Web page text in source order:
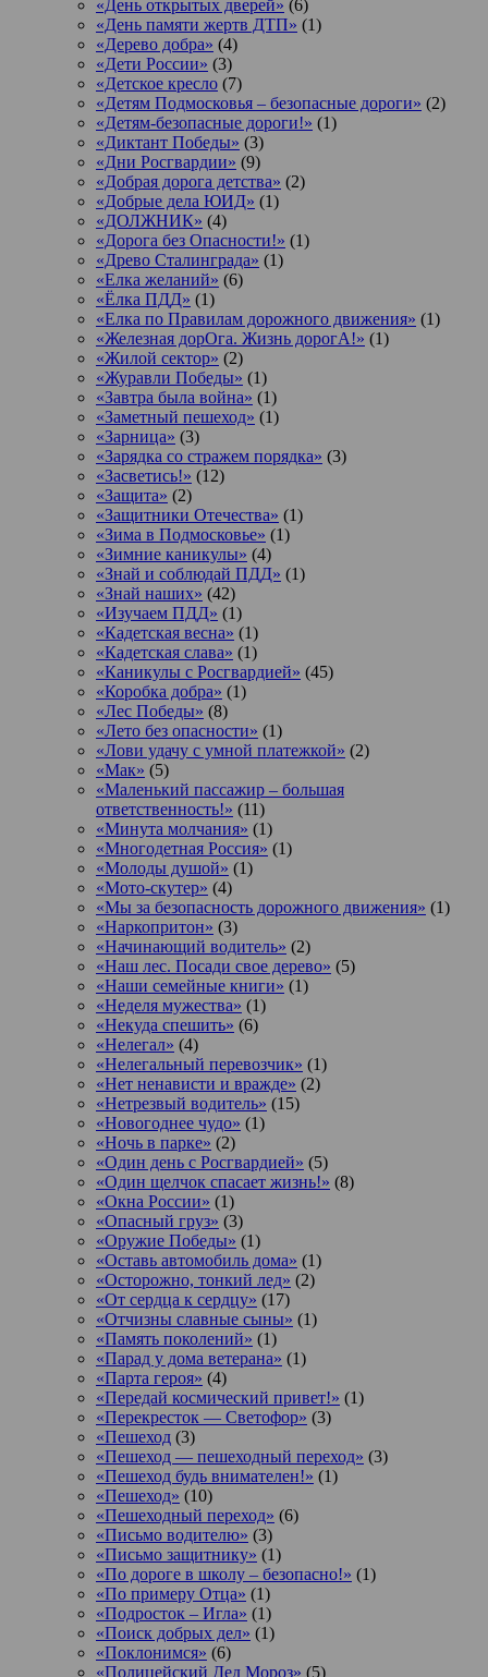
«День открытых дверей» (6)
«День памяти жертв ДТП» (1)
«Дерево добра» (4)
«Дети России» (3)
«Детское кресло (7)
«Детям Подмосковья – безопасные дороги» (2)
«Детям-безопасные дороги!» (1)
«Диктант Победы» (3)
«Дни Росгвардии» (9)
«Добрая дорога детства» (2)
«Добрые дела ЮИД» (1)
«ДОЛЖНИК» (4)
«Дорога без Опасности!» (1)
«Древо Сталинграда» (1)
«Елка желаний» (6)
«Ёлка ПДД» (1)
«Елка по Правилам дорожного движения» (1)
«Железная дорОга. Жизнь дорогА!» (1)
«Жилой сектор» (2)
«Журавли Победы» (1)
«Завтра была война» (1)
«Заметный пешеход» (1)
«Зарница» (3)
«Зарядка со стражем порядка» (3)
«Засветись!» (12)
«Защита» (2)
«Защитники Отечества» (1)
«Зима в Подмосковье» (1)
«Зимние каникулы» (4)
«Знай и соблюдай ПДД» (1)
«Знай наших» (42)
«Изучаем ПДД» (1)
«Кадетская весна» (1)
«Кадетская слава» (1)
«Каникулы с Росгвардией» (45)
«Коробка добра» (1)
«Лес Победы» (8)
«Лето без опасности» (1)
«Лови удачу с умной платежкой» (2)
«Мак» (5)
«Маленький пассажир – большая
ответственность!» (11)
«Минута молчания» (1)
«Многодетная Россия» (1)
«Молоды душой» (1)
«Мото-скутер» (4)
«Мы за безопасность дорожного движения» (1)
«Наркопритон» (3)
«Начинающий водитель» (2)
«Наш лес. Посади свое дерево» (5)
«Наши семейные книги» (1)
«Неделя мужества» (1)
«Некуда спешить» (6)
«Нелегал» (4)
«Нелегальный перевозчик» (1)
«Нет ненависти и вражде» (2)
«Нетрезвый водитель» (15)
«Новогоднее чудо» (1)
«Ночь в парке» (2)
«Один день с Росгвардией» (5)
«Один щелчок спасает жизнь!» (8)
«Окна России» (1)
«Опасный груз» (3)
«Оружие Победы» (1)
«Оставь автомобиль дома» (1)
«Осторожно, тонкий лед» (2)
«От сердца к сердцу» (17)
«Отчизны славные сыны» (1)
«Память поколений» (1)
«Парад у дома ветерана» (1)
«Парта героя» (4)
«Передай космический привет!» (1)
«Перекресток — Светофор» (3)
«Пешеход (3)
«Пешеход — пешеходный переход» (3)
«Пешеход будь внимателен!» (1)
«Пешеход» (10)
«Пешеходный переход» (6)
«Письмо водителю» (3)
«Письмо защитнику» (1)
«По дороге в школу – безопасно!» (1)
«По примеру Отца» (1)
«Подросток ‒ Игла» (1)
«Поиск добрых дел» (1)
«Поклонимся» (6)
«Полицейский Дед Мороз» (5)